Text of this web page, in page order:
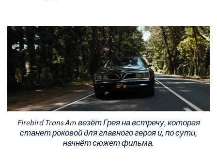
Firebird Trans Am везёт Грея на встречу, которая
станет роковой для главного героя и, по сути,
начнёт сюжет фильма.